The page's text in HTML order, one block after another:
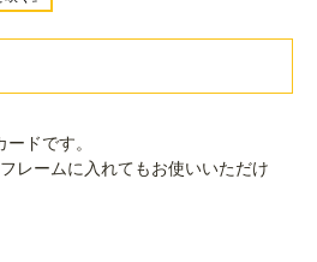
ドです。
レームに入れてもお使いいただけ